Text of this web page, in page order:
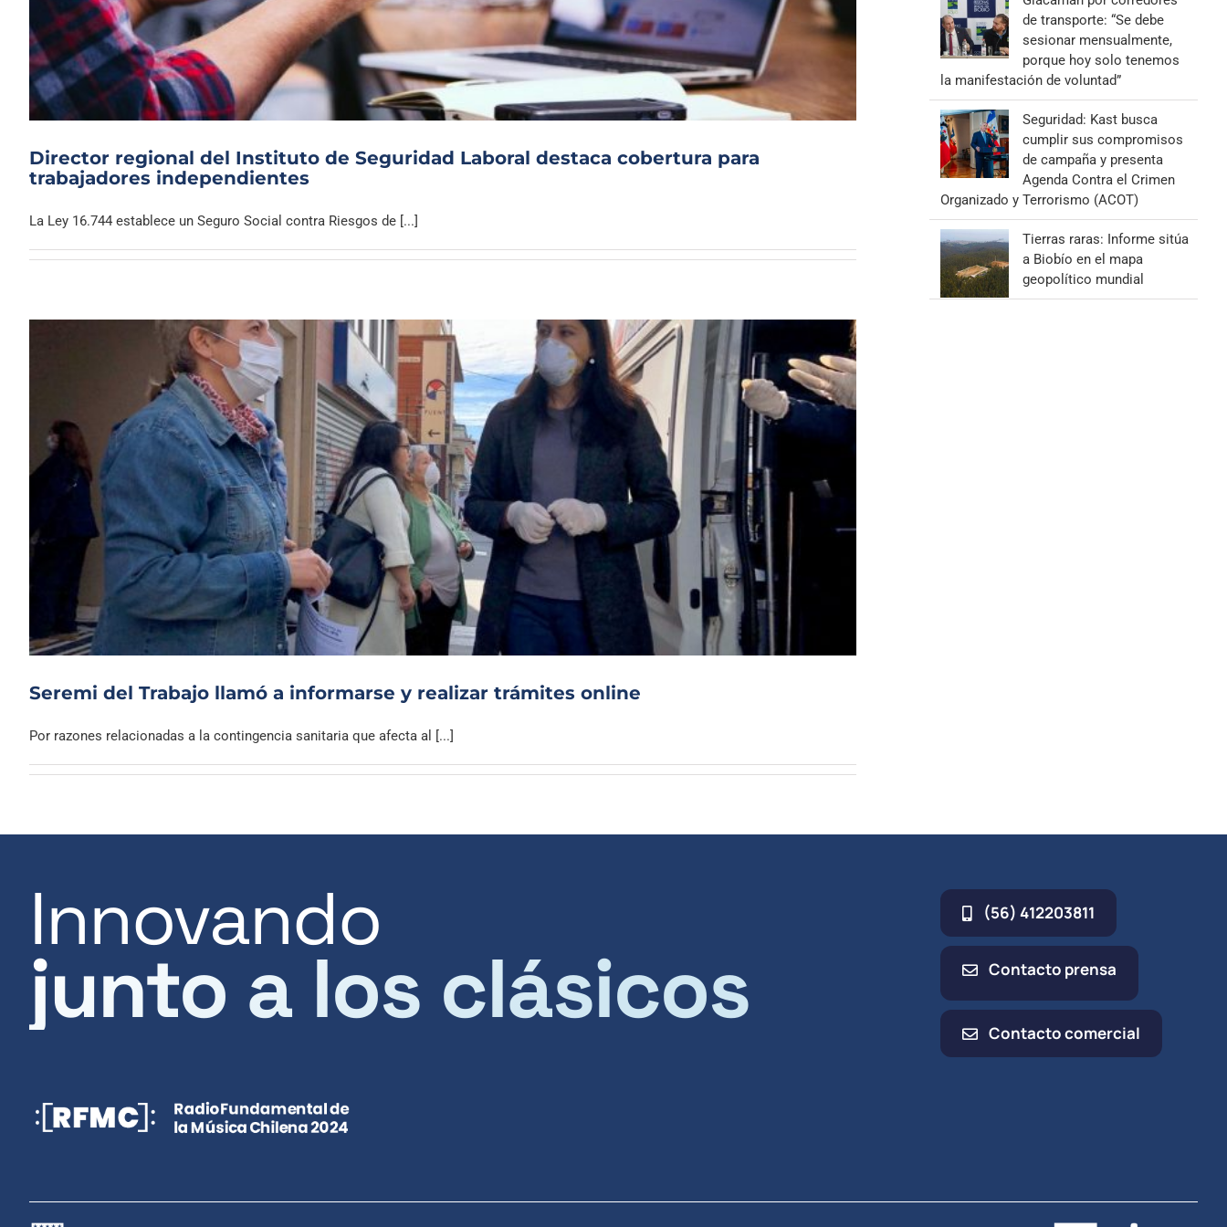
Archivo Sonoro
Director regional del Instituto de Seguridad Laboral destaca cobertura para
trabajadores independientes
La Ley 16.744 establece un Seguro Social contra Riesgos de [...]
Seremi del Trabajo llamó a informarse y realizar trámites online
Por razones relacionadas a la contingencia sanitaria que afecta al [...]
de transporte: “Se debe
sesionar mensualmente,
porque hoy solo tenemos
la manifestación de voluntad”
Seguridad: Kast busca
cumplir sus compromisos
de campaña y presenta
Agenda Contra el Crimen
Organizado y Terrorismo (ACOT)
Tierras raras: Informe sitúa
a Biobío en el mapa
geopolítico mundial
Innovando
junto a los clásicos
(56) 412203811
Contacto prensa
Contacto comercial